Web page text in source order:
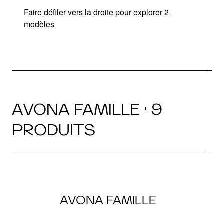
Faire défiler vers la droite pour explorer 2
modèles
AVONA FAMILLE · 9
PRODUITS
AVONA FAMILLE